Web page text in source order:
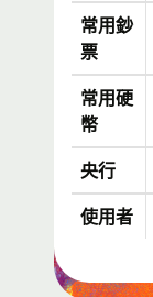
常用鈔
票
常用硬
幣
央行
使用者